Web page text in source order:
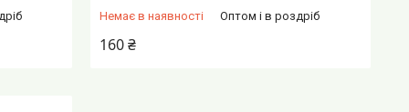
Немає в наявності Оптом і в роздріб
160 ₴